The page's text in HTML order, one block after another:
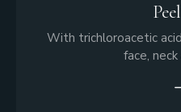
With trichloroacetic
face, neck